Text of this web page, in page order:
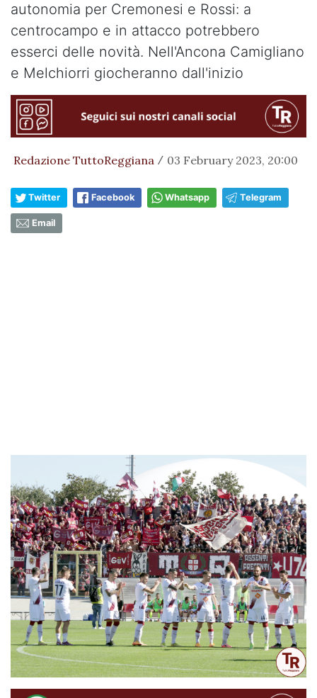
autonomia per Cremonesi e Rossi: a
centrocampo e in attacco potrebbero
esserci delle novità. Nell'Ancona Camigliano
e Melchiorri giocheranno dall'inizio
Redazione TuttoReggiana / 03 February 2023, 20:00
Twitter Facebook Whatsapp Telegram
Email